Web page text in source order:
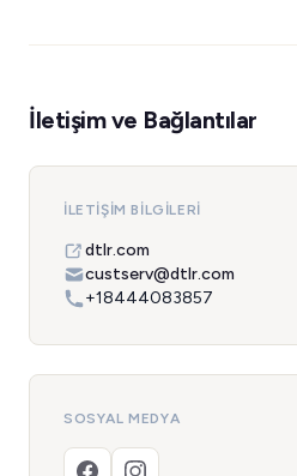
İletişim ve Bağlantılar
İLETIŞIM BILGILERI
dtlr.com
custserv@dtlr.com
+18444083857
SOSYAL MEDYA